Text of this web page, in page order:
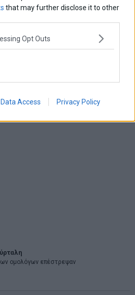
that may further disclose it to other
Opt Outs
Data Access Privacy Policy
ομολόγων επέστρεψαν